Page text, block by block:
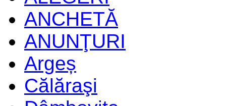
ANCHETĂ
ANUNŢURI
Argeș
Călăraşi